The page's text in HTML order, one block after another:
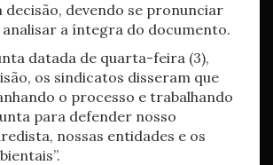
devendo se pronunciar
a íntegra do documento.
datada de quarta-feira (3),
os sindicatos disseram que
o processo e trabalhando
para defender nosso
nossas entidades e os